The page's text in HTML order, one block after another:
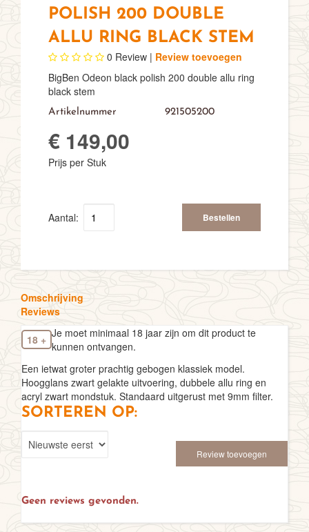
POLISH 200 DOUBLE
ALLU RING BLACK STEM
0 Review | Review toevoegen
BigBen Odeon black polish 200 double allu ring
black stem
Artikelnummer 921505200
€ 149,00
Prijs per Stuk
Aantal: Bestellen
Omschrijving
Reviews
18 + Je moet minimaal 18 jaar zijn om dit product te
kunnen ontvangen.
Een ietwat groter prachtig gebogen klassiek model.
Hoogglans zwart gelakte uitvoering, dubbele allu ring en
acryl zwart mondstuk. Standaard uitgerust met 9mm filter.
SORTEREN OP:
Review toevoegen
Geen reviews gevonden.